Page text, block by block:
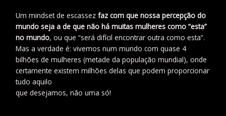
Um mindset de escassezfaz com que nossa percepção do
mundo seja a de que não há muitas mulheres como “esta”
no mundo, ou que “será difícil encontrar outra como esta”.
Mas a verdade é: vivemos num mundo com quase 4
bilhões de mulheres (metade da população mundial), onde
certamente existem milhões delas que podem proporcionar
tudo aquilo
que desejamos, não uma só!